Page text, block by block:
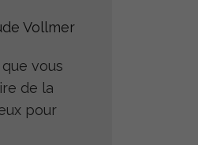
Vollmer
vous
de la
pour